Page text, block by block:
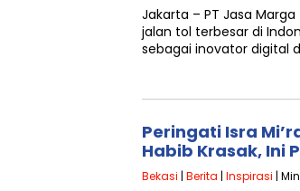
Jakarta – PT Jasa
jalan tol terbesar di
sebagai inovator digital
Peringati Isra
Habib Krasak, Ini
Bekasi | Berita | Inspirasi |